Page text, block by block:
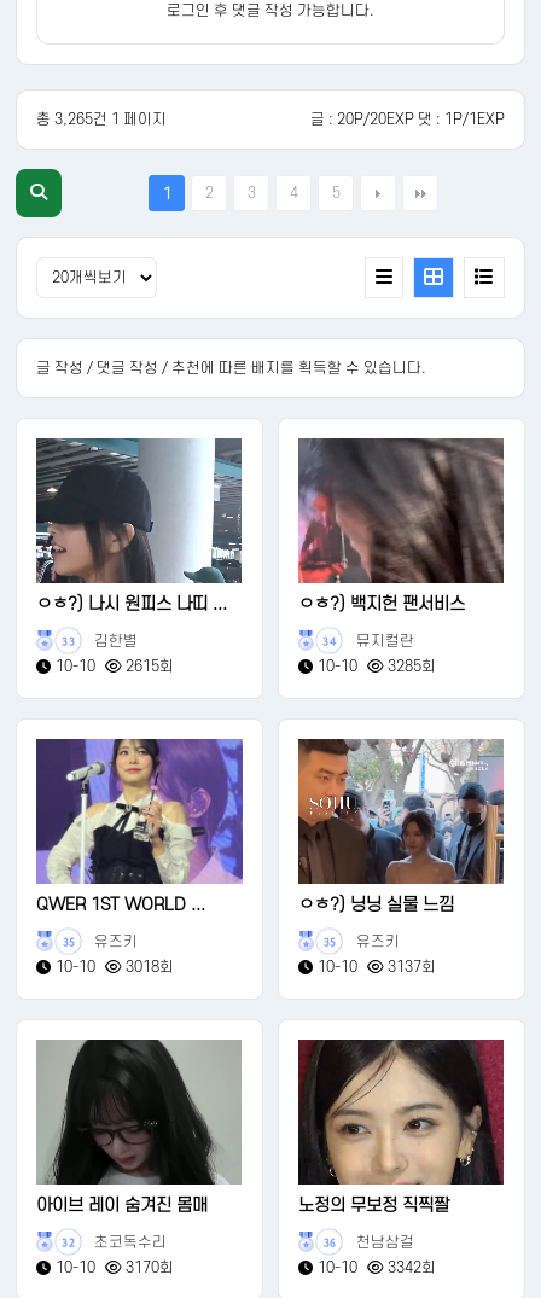
로그인 후 댓글 작성 가능합니다.
총 3,265건 1 페이지 글 : 20P/20EXP 댓 : 1P/1EXP
1 2 3 4 5
글 작성 / 댓글 작성 / 추천에 따른 배지를 획득할 수 있습니다.
ㅇㅎ?) 나시 원피스 나띠 ...
33
김한별
10-10
2615회
ㅇㅎ?) 백지헌 팬서비스
34
뮤지컬란
10-10
3285회
QWER 1ST WORLD ...
35
유즈키
10-10
3018회
ㅇㅎ?) 닝닝 실물 느낌
35
유즈키
10-10
3137회
아이브 레이 숨겨진 몸매
32
초코독수리
10-10
3170회
노정의 무보정 직찍짤
36
천남삼걸
10-10
3342회